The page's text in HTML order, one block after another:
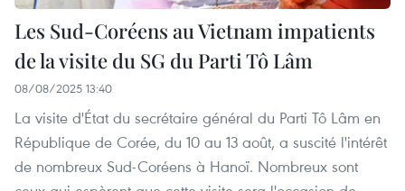
Les Sud-Coréens au Vietnam impatients
de la visite du SG du Parti Tô Lâm
08/08/2025 13:40
La visite d'État du secrétaire général du Parti Tô Lâm en
République de Corée, du 10 au 13 août, a suscité l'intérêt
de nombreux Sud-Coréens à Hanoï. Nombreux sont